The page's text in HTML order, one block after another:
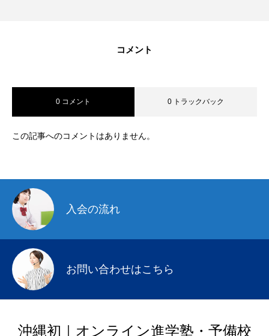
コメント
0 コメント 0 トラックバック
この記事へのコメントはありません。
入会の流れ
お問い合わせはこちら
沖縄初｜オンライン進学塾・予備校